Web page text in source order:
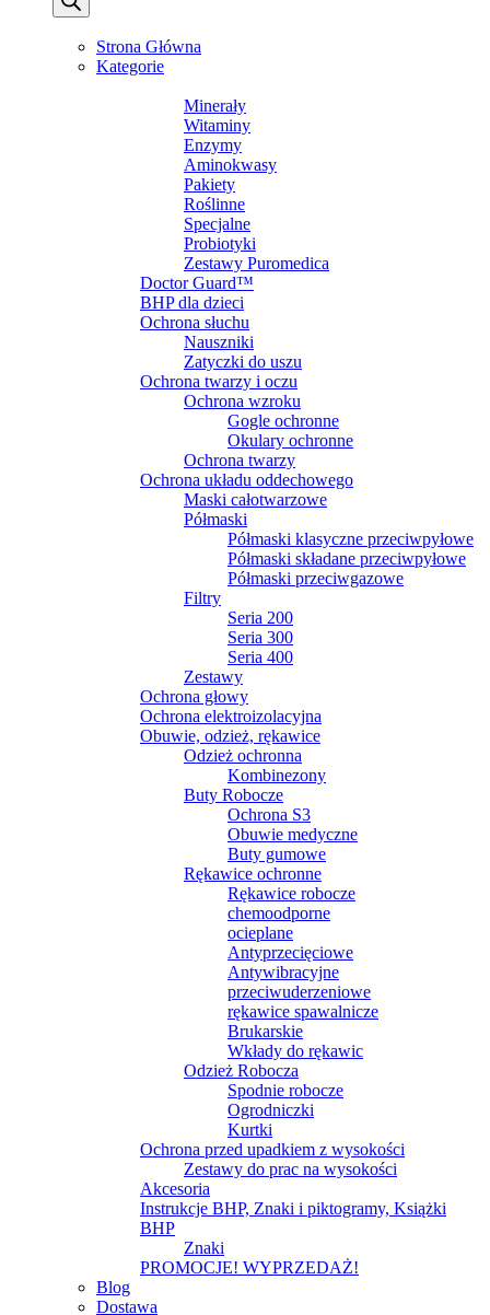
Strona Główna
Kategorie
Minerały
Witaminy
Enzymy
Aminokwasy
Pakiety
Roślinne
Specjalne
Probiotyki
Zestawy Puromedica
Doctor Guard™
BHP dla dzieci
Ochrona słuchu
Nauszniki
Zatyczki do uszu
Ochrona twarzy i oczu
Ochrona wzroku
Gogle ochronne
Okulary ochronne
Ochrona twarzy
Ochrona układu oddechowego
Maski całotwarzowe
Półmaski
Półmaski klasyczne przeciwpyłowe
Półmaski składane przeciwpyłowe
Półmaski przeciwgazowe
Filtry
Seria 200
Seria 300
Seria 400
Zestawy
Ochrona głowy
Ochrona elektroizolacyjna
Obuwie, odzież, rękawice
Odzież ochronna
Kombinezony
Buty Robocze
Ochrona S3
Obuwie medyczne
Buty gumowe
Rękawice ochronne
Rękawice robocze
chemoodporne
ocieplane
Antyprzecięciowe
Antywibracyjne
przeciwuderzeniowe
rękawice spawalnicze
Brukarskie
Wkłady do rękawic
Odzież Robocza
Spodnie robocze
Ogrodniczki
Kurtki
Ochrona przed upadkiem z wysokości
Zestawy do prac na wysokości
Akcesoria
Instrukcje BHP, Znaki i piktogramy, Książki
BHP
Znaki
PROMOCJE! WYPRZEDAŻ!
Blog
Dostawa